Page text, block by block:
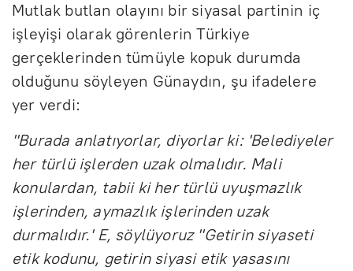
Mutlak butlan olayını bir siyasal partinin iç
işleyişi olarak görenlerin Türkiye
gerçeklerinden tümüyle kopuk durumda
olduğunu söyleyen Günaydın, şu ifadelere
yer verdi:
"Burada anlatıyorlar, diyorlar ki: 'Belediyeler
her türlü işlerden uzak olmalıdır. Mali
konulardan, tabii ki her türlü uyuşmazlık
işlerinden, aymazlık işlerinden uzak
durmalıdır.' E, söylüyoruz "Getirin siyaseti
etik kodunu, getirin siyasi etik yasasını